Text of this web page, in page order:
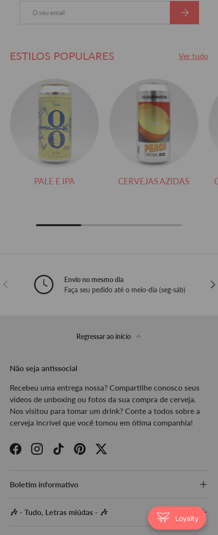
SUBSCREVER
ESTILOS POPULARES Ver tudo
PALE E IPA CERVEJAS AZIDAS
ANTERIOR
Envio no mesmo dia
Faça seu pedido até o meio-dia (seg-sáb)
Regressar ao início
Não seja antissocial
Recebeu uma entrega nossa? Compartilhe conosco seus
vídeos de unboxing ou fotos da sua compra de cerveja.
Nos visitou para tomar um drink? Conte a todos sobre a
cerveja incrível que você tomou em ótima companhia!
FacebookInstagramTikTokPinterestTwitter
Boletim informativo
🎶 - Tudo, Letras miúdas - 🎶
Loyalty